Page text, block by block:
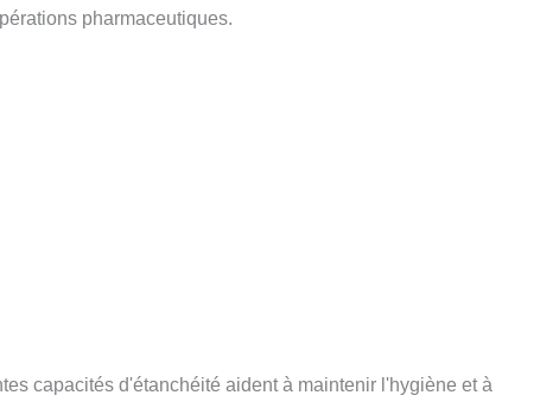
pharmaceutiques.
capacités d'étanchéité aident à maintenir l'hygiène et à